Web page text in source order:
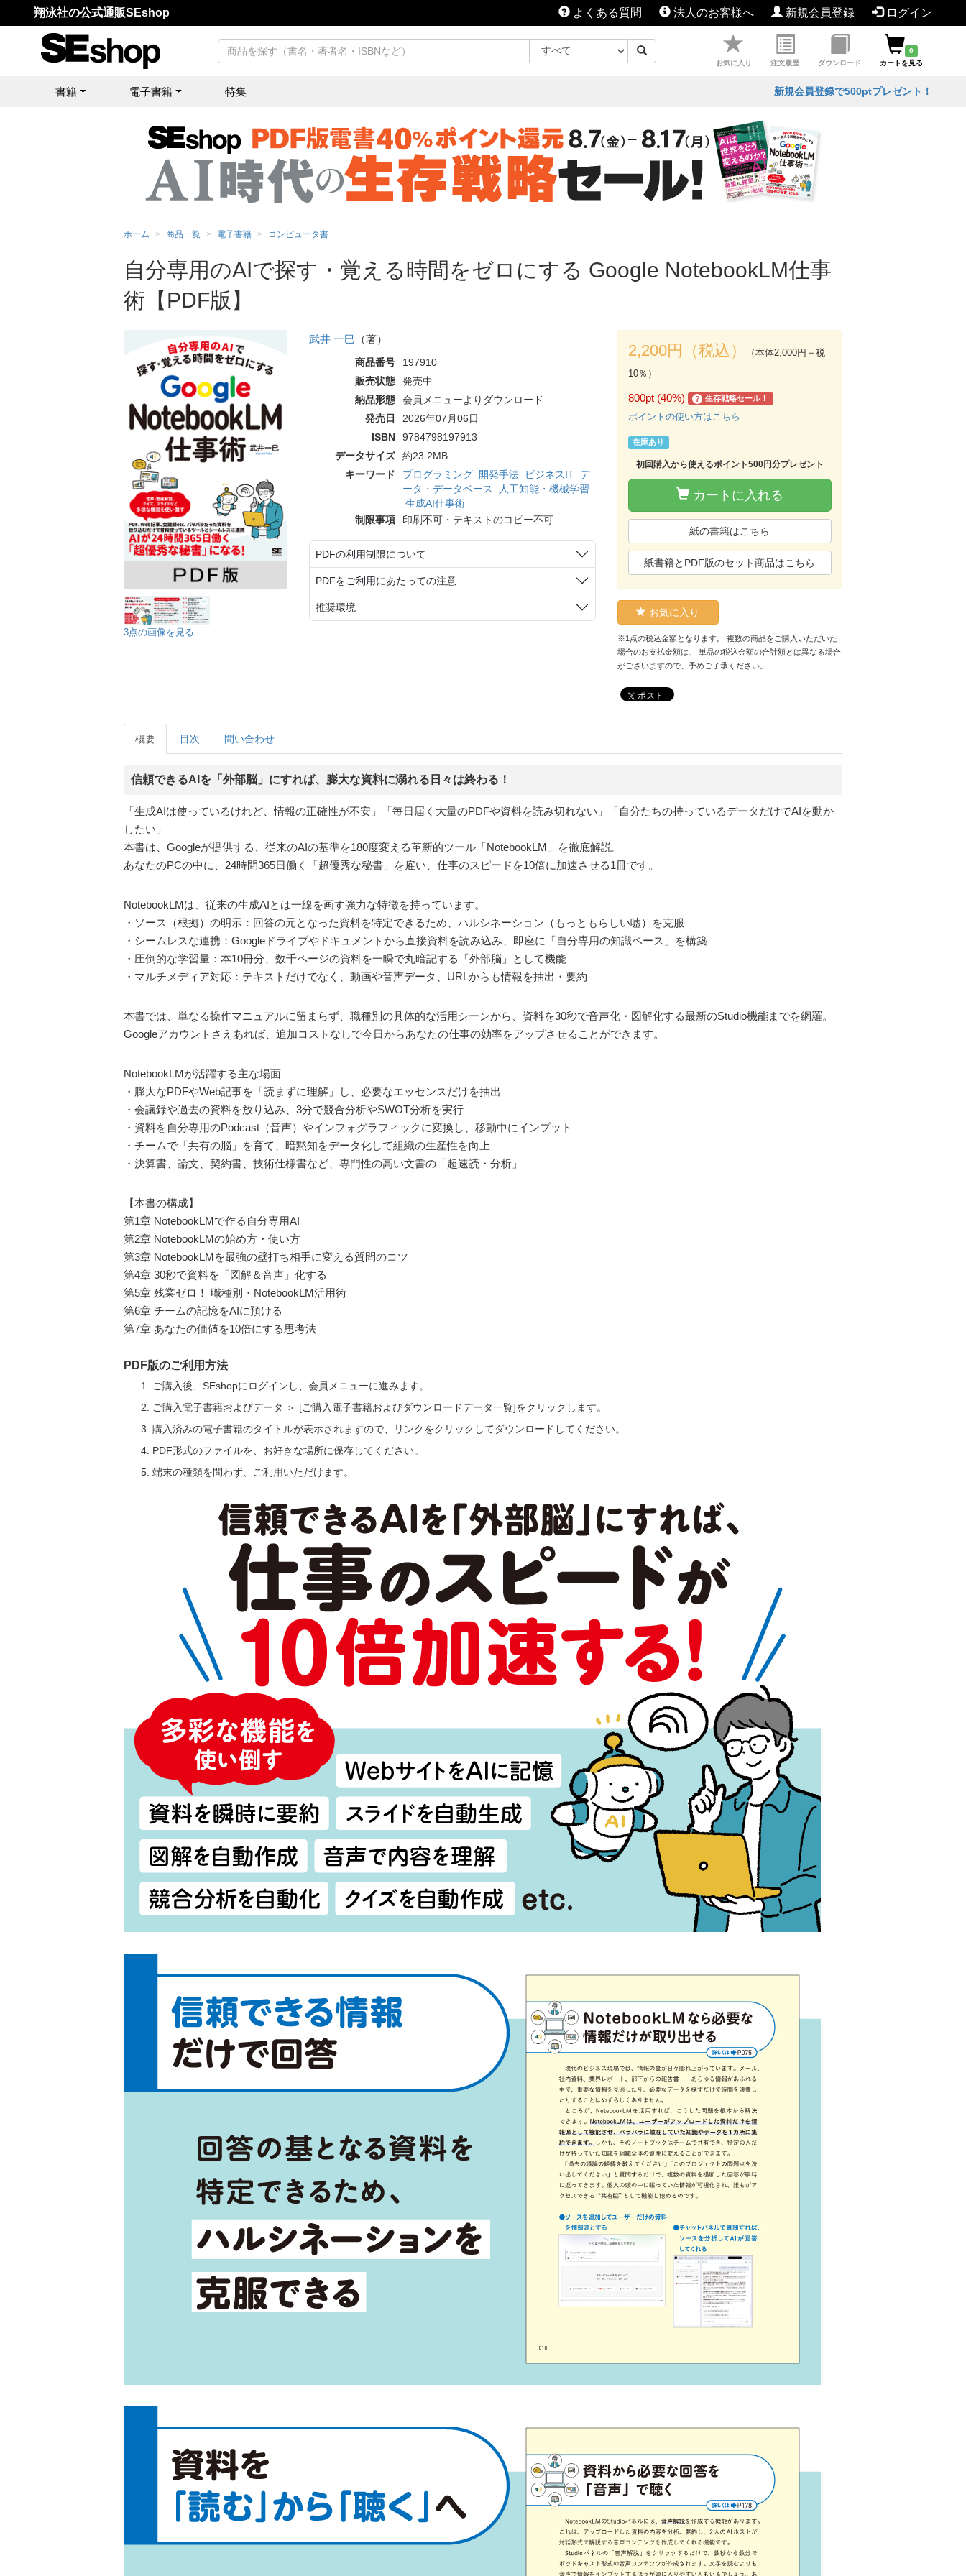
翔泳社の公式通販SEshop よくある質問 法人のお客様へ 新規会員登録 ログイン
お気に入り 注文履歴 ダウンロード
0
カートを見る
書籍 電子書籍 特集 新規会員登録で500ptプレゼント！
ホーム 商品一覧 電子書籍 コンピュータ書
自分専用のAIで探す・覚える時間をゼロにする Google NotebookLM仕事
術【PDF版】
3点の画像を見る
武井 一巳 （著）
商品番号
197910
販売状態
発売中
納品形態
会員メニューよりダウンロード
発売日
2026年07月06日
ISBN
9784798197913
データサイズ
約23.2MB
キーワード
プログラミング 開発手法 ビジネスIT デ
ータ・データベース
人工知能・機械学習
生成AI仕事術
制限事項
印刷不可・テキストのコピー不可
PDFの利用制限について
PDFをご利用にあたっての注意
推奨環境
2,200円（税込）
（本体2,000円＋税
10％）
800pt (40%) ? 生存戦略セール！
ポイントの使い方はこちら
在庫あり
初回購入から使えるポイント500円分プレゼント
カートに入れる
紙の書籍はこちら
紙書籍とPDF版のセット商品はこちら
お気に入り
※1点の税込金額となります。 複数の商品をご購入いただいた
場合のお支払金額は、 単品の税込金額の合計額とは異なる場合
がございますので、予めご了承ください。
ポスト
概要 目次 問い合わせ
信頼できるAIを「外部脳」にすれば、膨大な資料に溺れる日々は終わる！
「生成AIは使っているけれど、情報の正確性が不安」「毎日届く大量のPDFや資料を読み切れない」「自分たちの持っているデータだけでAIを動か
したい」
本書は、Googleが提供する、従来のAIの基準を180度変える革新的ツール「NotebookLM」を徹底解説。
あなたのPCの中に、24時間365日働く「超優秀な秘書」を雇い、仕事のスピードを10倍に加速させる1冊です。
NotebookLMは、従来の生成AIとは一線を画す強力な特徴を持っています。
・ソース（根拠）の明示：回答の元となった資料を特定できるため、ハルシネーション（もっともらしい嘘）を克服
・シームレスな連携：Googleドライブやドキュメントから直接資料を読み込み、即座に「自分専用の知識ベース」を構築
・圧倒的な学習量：本10冊分、数千ページの資料を一瞬で丸暗記する「外部脳」として機能
・マルチメディア対応：テキストだけでなく、動画や音声データ、URLからも情報を抽出・要約
本書では、単なる操作マニュアルに留まらず、職種別の具体的な活用シーンから、資料を30秒で音声化・図解化する最新のStudio機能までを網羅。
Googleアカウントさえあれば、追加コストなしで今日からあなたの仕事の効率をアップさせることができます。
NotebookLMが活躍する主な場面
・膨大なPDFやWeb記事を「読まずに理解」し、必要なエッセンスだけを抽出
・会議録や過去の資料を放り込み、3分で競合分析やSWOT分析を実行
・資料を自分専用のPodcast（音声）やインフォグラフィックに変換し、移動中にインプット
・チームで「共有の脳」を育て、暗黙知をデータ化して組織の生産性を向上
・決算書、論文、契約書、技術仕様書など、専門性の高い文書の「超速読・分析」
【本書の構成】
第1章 NotebookLMで作る自分専用AI
第2章 NotebookLMの始め方・使い方
第3章 NotebookLMを最強の壁打ち相手に変える質問のコツ
第4章 30秒で資料を「図解＆音声」化する
第5章 残業ゼロ！ 職種別・NotebookLM活用術
第6章 チームの記憶をAIに預ける
第7章 あなたの価値を10倍にする思考法
PDF版のご利用方法
ご購入後、SEshopにログインし、会員メニューに進みます。
ご購入電子書籍およびデータ ＞ [ご購入電子書籍およびダウンロードデータ一覧]をクリックします。
購入済みの電子書籍のタイトルが表示されますので、リンクをクリックしてダウンロードしてください。
PDF形式のファイルを、お好きな場所に保存してください。
端末の種類を問わず、ご利用いただけます。